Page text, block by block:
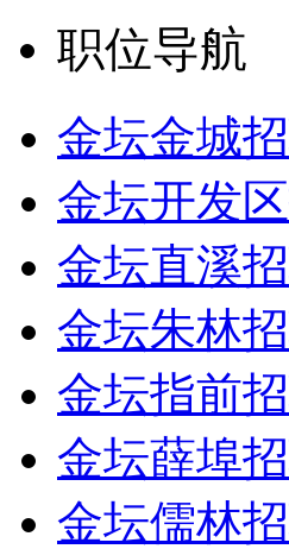
职位导航
金坛金城
金坛开发
金坛直溪
金坛朱林
金坛指前
金坛薛埠
金坛儒林